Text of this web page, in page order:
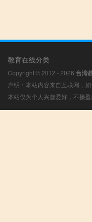
教育在线分类
Copyright © 2012 - 2026 台湾
声明：本站内容来自互联网，
本站仅为个人兴趣爱好，不接